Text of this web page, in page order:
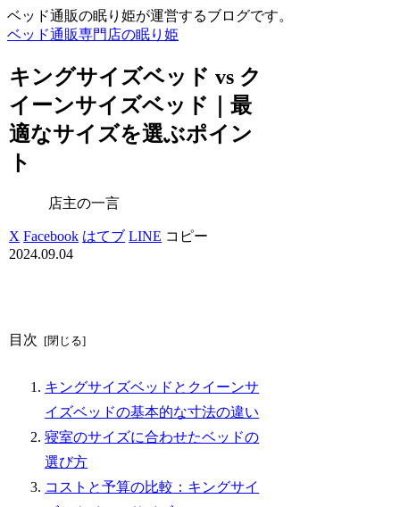
ベッド通販の眠り姫が運営するブログです。
ベッド通販専門店の眠り姫
キングサイズベッド vs ク
イーンサイズベッド｜最
適なサイズを選ぶポイン
ト
店主の一言
X Facebook はてブ LINE コピー
2024.09.04
目次
キングサイズベッドとクイーンサ
イズベッドの基本的な寸法の違い
寝室のサイズに合わせたベッドの
選び方
コストと予算の比較：キングサイ